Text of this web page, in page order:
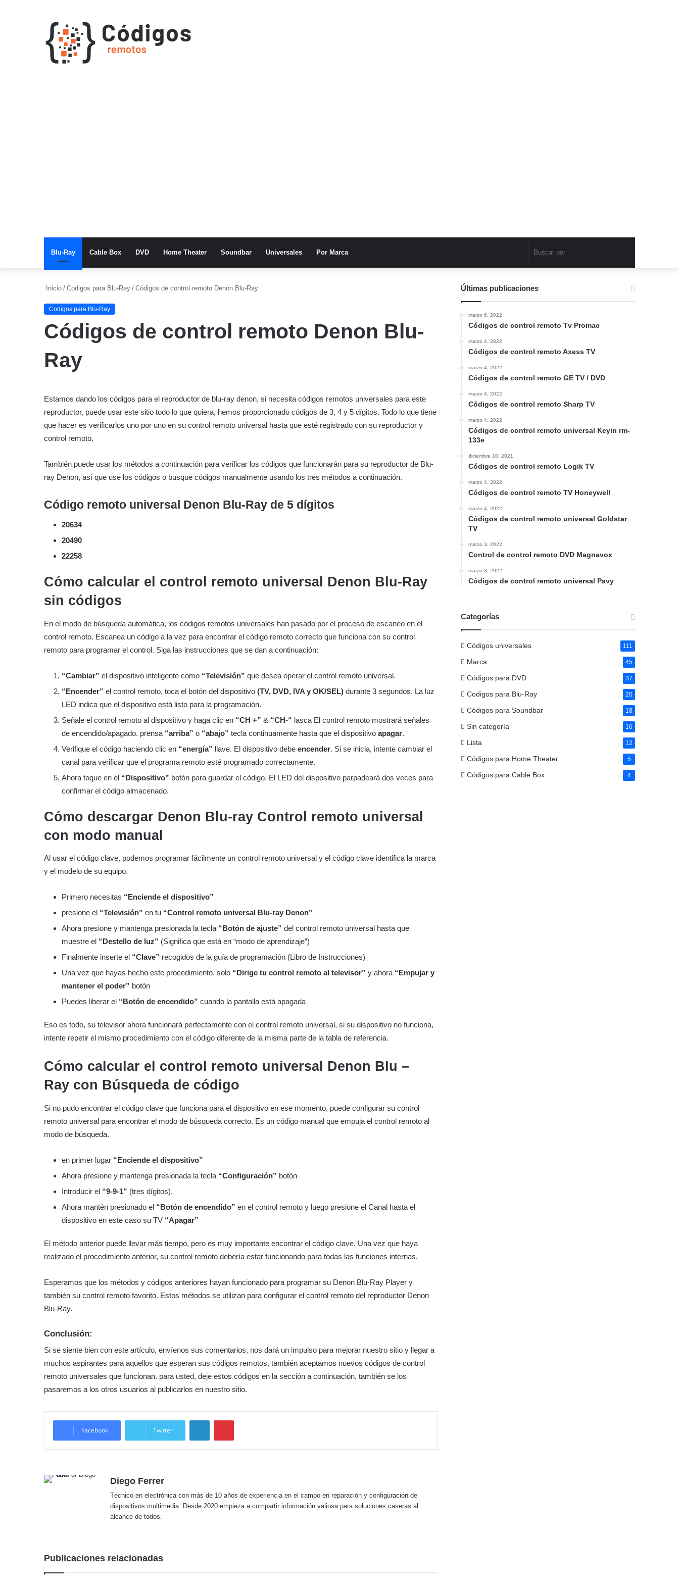
Blu-Ray Cable Box DVD Home Theater Soundbar Universales Por Marca
Inicio / Codigos para Blu-Ray / Códigos de control remoto Denon Blu-Ray
Codigos para Blu-Ray
Códigos de control remoto Denon Blu-
Ray
Estamos dando los códigos para el reproductor de blu-ray denon, si necesita códigos remotos universales para este
reproductor, puede usar este sitio todo lo que quiera, hemos proporcionado códigos de 3, 4 y 5 dígitos. Todo lo que tiene
que hacer es verificarlos uno por uno en su control remoto universal hasta que esté registrado con su reproductor y
control remoto.
También puede usar los métodos a continuación para verificar los códigos que funcionarán para su reproductor de Blu-
ray Denon, así que use los códigos o busque códigos manualmente usando los tres métodos a continuación.
Código remoto universal Denon Blu-Ray de 5 dígitos
20634
20490
22258
Cómo calcular el control remoto universal Denon Blu-Ray
sin códigos
En el modo de búsqueda automática, los códigos remotos universales han pasado por el proceso de escaneo en el
control remoto. Escanea un código a la vez para encontrar el código remoto correcto que funciona con su control
remoto para programar el control. Siga las instrucciones que se dan a continuación:
“Cambiar” el dispositivo inteligente como “Televisión” que desea operar el control remoto universal.
“Encender” el control remoto, toca el botón del dispositivo (TV, DVD, IVA y OK/SEL) durante 3 segundos. La luz
LED indica que el dispositivo está listo para la programación.
Señale el control remoto al dispositivo y haga clic en “CH +” & “CH-“ lasca El control remoto mostrará señales
de encendido/apagado. prensa “arriba” o “abajo” tecla continuamente hasta que el dispositivo apagar.
Verifique el código haciendo clic en “energía” llave. El dispositivo debe encender. Si se inicia, intente cambiar el
canal para verificar que el programa remoto esté programado correctamente.
Ahora toque en el “Dispositivo” botón para guardar el código. El LED del dispositivo parpadeará dos veces para
confirmar el código almacenado.
Cómo descargar Denon Blu-ray Control remoto universal
con modo manual
Al usar el código clave, podemos programar fácilmente un control remoto universal y el código clave identifica la marca
y el modelo de su equipo.
Primero necesitas “Enciende el dispositivo”
presione el “Televisión” en tu “Control remoto universal Blu-ray Denon”
Ahora presione y mantenga presionada la tecla “Botón de ajuste” del control remoto universal hasta que
muestre el “Destello de luz” (Significa que está en “modo de aprendizaje”)
Finalmente inserte el “Clave” recogidos de la guía de programación (Libro de Instrucciones)
Una vez que hayas hecho este procedimiento, solo “Dirige tu control remoto al televisor” y ahora “Empujar y
mantener el poder” botón
Puedes liberar el “Botón de encendido” cuando la pantalla está apagada
Eso es todo, su televisor ahora funcionará perfectamente con el control remoto universal, si su dispositivo no funciona,
intente repetir el mismo procedimiento con el código diferente de la misma parte de la tabla de referencia.
Cómo calcular el control remoto universal Denon Blu –
Ray con Búsqueda de código
Si no pudo encontrar el código clave que funciona para el dispositivo en ese momento, puede configurar su control
remoto universal para encontrar el modo de búsqueda correcto. Es un código manual que empuja el control remoto al
modo de búsqueda.
en primer lugar “Enciende el dispositivo”
Ahora presione y mantenga presionada la tecla “Configuración” botón
Introducir el “9-9-1” (tres dígitos).
Ahora mantén presionado el “Botón de encendido” en el control remoto y luego presione el Canal hasta el
dispositivo en este caso su TV “Apagar”
El método anterior puede llevar más tiempo, pero es muy importante encontrar el código clave. Una vez que haya
realizado el procedimiento anterior, su control remoto debería estar funcionando para todas las funciones internas.
Esperamos que los métodos y códigos anteriores hayan funcionado para programar su Denon Blu-Ray Player y
también su control remoto favorito. Estos métodos se utilizan para configurar el control remoto del reproductor Denon
Blu-Ray.
Conclusión:
Si se siente bien con este artículo, envíenos sus comentarios, nos dará un impulso para mejorar nuestro sitio y llegar a
muchos aspirantes para aquellos que esperan sus códigos remotos, también aceptamos nuevos códigos de control
remoto universales que funcionan. para usted, deje estos códigos en la sección a continuación, también se los
pasaremos a los otros usuarios al publicarlos en nuestro sitio.
Facebook Twitter
LinkedInPinterest
Diego Ferrer
Técnico en electrónica con más de 10 años de experiencia en el campo en reparación y configuración de
dispositivos multimedia. Desde 2020 empieza a compartir información valiosa para soluciones caseras al
alcance de todos.
Publicaciones relacionadas
Últimas publicaciones
marzo 6, 2022
Códigos de control remoto Tv Promac
marzo 4, 2022
Códigos de control remoto Axess TV
marzo 4, 2022
Códigos de control remoto GE TV / DVD
marzo 4, 2022
Códigos de control remoto Sharp TV
marzo 4, 2022
Códigos de control remoto universal Keyin rm-
133e
diciembre 10, 2021
Códigos de control remoto Logik TV
marzo 4, 2022
Códigos de control remoto TV Honeywell
marzo 4, 2022
Códigos de control remoto universal Goldstar
TV
marzo 3, 2022
Control de control remoto DVD Magnavox
marzo 3, 2022
Códigos de control remoto universal Pavy
Categorías
Códigos universales 111
Marca 45
Códigos para DVD 37
Codigos para Blu-Ray 20
Códigos para Soundbar 18
Sin categoría 16
Lista 12
Códigos para Home Theater 5
Códigos para Cable Box 4